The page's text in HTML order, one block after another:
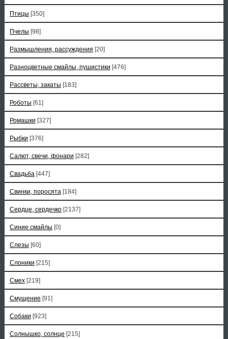
Птицы [350]
Пчелы [98]
Размышления, рассуждения [20]
Разноцветные смайлы, пушистики [476]
Рассветы, закаты [183]
Роботы [61]
Ромашки [327]
Рыбки [376]
Салют, свечи, фонари [282]
Свадьба [447]
Свинки, поросята [184]
Сердце, сердечко [2137]
Синие смайлы [0]
Слезы [60]
Слоники [215]
Смех [219]
Смущение [91]
Собаки [923]
Солнышко, солнце [215]